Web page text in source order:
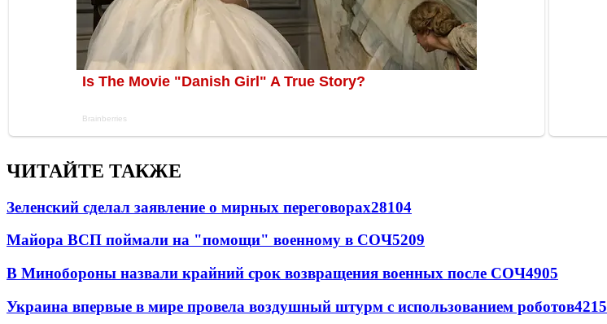
ЧИТАЙТЕ ТАКЖЕ
Зеленский сделал заявление о мирных переговорах28104
Майора ВСП поймали на "помощи" военному в СОЧ5209
В Минобороны назвали крайний срок возвращения военных после СОЧ4905
Украина впервые в мире провела воздушный штурм с использованием роботов4215